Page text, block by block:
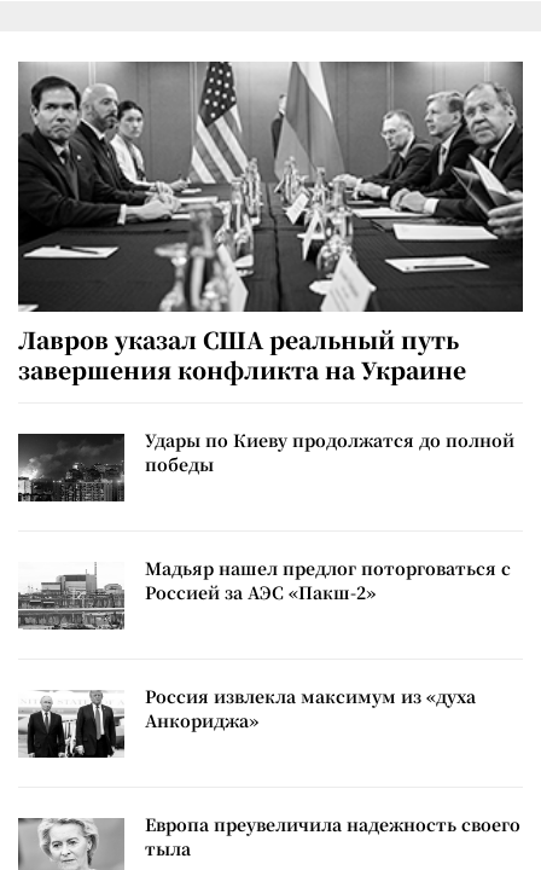
Лавров указал США реальный путь
завершения конфликта на Украине
Удары по Киеву продолжатся до полной
победы
Мадьяр нашел предлог поторговаться с
Россией за АЭС «Пакш-2»
Россия извлекла максимум из «духа
Анкориджа»
Европа преувеличила надежность своего
тыла